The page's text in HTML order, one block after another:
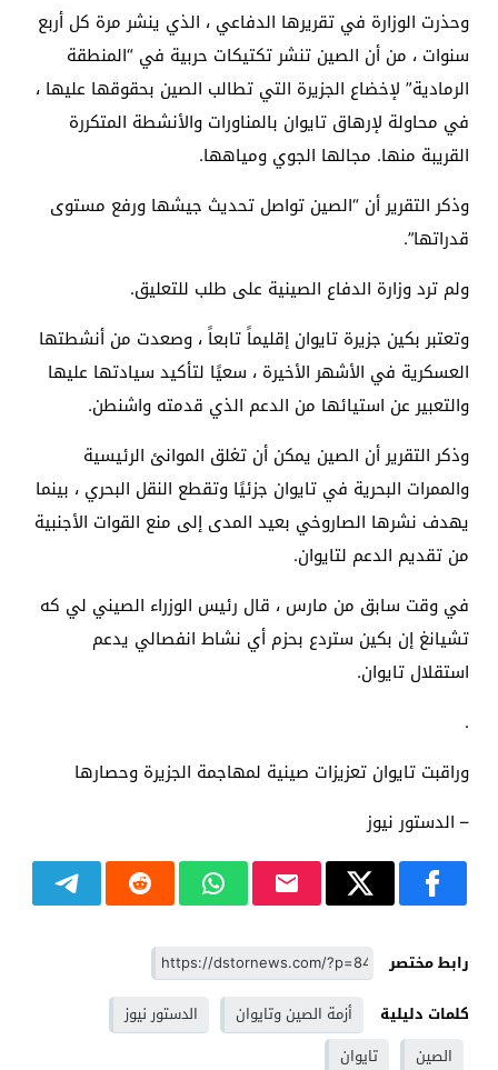
وحذرت الوزارة في تقريرها الدفاعي ، الذي ينشر مرة كل أربع
سنوات ، من أن الصين تنشر تكتيكات حربية في “المنطقة
الرمادية” لإخضاع الجزيرة التي تطالب الصين بحقوقها عليها ،
في محاولة لإرهاق تايوان بالمناورات والأنشطة المتكررة
القريبة منها. مجالها الجوي ومياهها.
وذكر التقرير أن “الصين تواصل تحديث جيشها ورفع مستوى
قدراتها”.
ولم ترد وزارة الدفاع الصينية على طلب للتعليق.
وتعتبر بكين جزيرة تايوان إقليماً تابعاً ، وصعدت من أنشطتها
العسكرية في الأشهر الأخيرة ، سعيًا لتأكيد سيادتها عليها
والتعبير عن استيائها من الدعم الذي قدمته واشنطن.
وذكر التقرير أن الصين يمكن أن تغلق الموانئ الرئيسية
والممرات البحرية في تايوان جزئيًا وتقطع النقل البحري ، بينما
يهدف نشرها الصاروخي بعيد المدى إلى منع القوات الأجنبية
من تقديم الدعم لتايوان.
في وقت سابق من مارس ، قال رئيس الوزراء الصيني لي كه
تشيانغ إن بكين ستردع بحزم أي نشاط انفصالي يدعم
استقلال تايوان.
.
وراقبت تايوان تعزيزات صينية لمهاجمة الجزيرة وحصارها
– الدستور نيوز
رابط مختصر
كلمات دليلية
أزمة الصين وتايوان
الدستور نيوز
الصين
تايوان